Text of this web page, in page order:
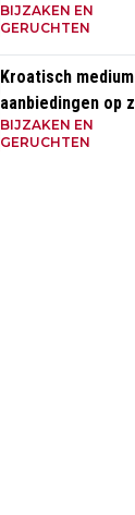
serieus'
BIJZAKEN EN
GERUCHTEN
Kroatisch
aanbiedingen op
BIJZAKEN EN
GERUCHTEN